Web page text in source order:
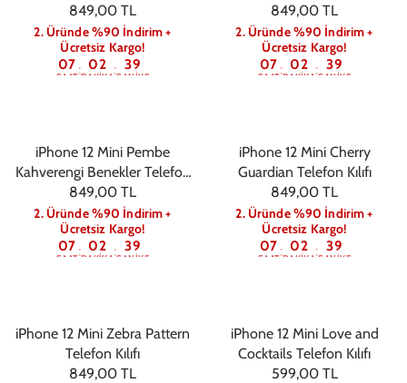
849,00 TL
2. Üründe %90 İndirim +
Ücretsiz Kargo!
07
SAAT: 02
DAKIKA : 39
SANIYE
849,00 TL
2. Üründe %90 İndirim +
Ücretsiz Kargo!
07
SAAT: 02
DAKIKA : 39
SANIYE
iPhone 12 Mini Pembe
Kahverengi Benekler Telefon
Kılıfı
849,00 TL
2. Üründe %90 İndirim +
Ücretsiz Kargo!
07
SAAT: 02
DAKIKA : 39
SANIYE
iPhone 12 Mini Cherry
Guardian Telefon Kılıfı
849,00 TL
2. Üründe %90 İndirim +
Ücretsiz Kargo!
07
SAAT: 02
DAKIKA : 39
SANIYE
iPhone 12 Mini Zebra Pattern
Telefon Kılıfı
849,00 TL
iPhone 12 Mini Love and
Cocktails Telefon Kılıfı
599,00 TL